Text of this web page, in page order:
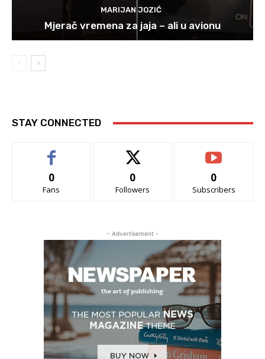
MARIJAN JOZIĆ
Mjerač vremena za jaja – ali u avionu
STAY CONNECTED
0
Fans
0
Followers
0
Subscribers
- Advertisement -